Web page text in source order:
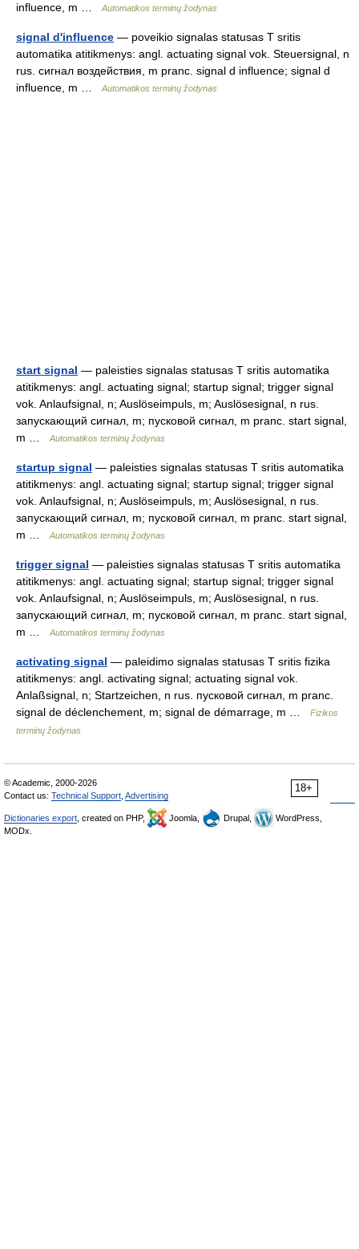
influence, m …
Automatikos terminų žodynas
signal d'influence — poveikio signalas statusas T sritis
automatika atitikmenys: angl. actuating signal vok. Steuersignal, n
rus. сигнал воздействия, m pranc. signal d influence; signal d
influence, m …
Automatikos terminų žodynas
start signal — paleisties signalas statusas T sritis automatika
atitikmenys: angl. actuating signal; startup signal; trigger signal
vok. Anlaufsignal, n; Auslöseimpuls, m; Auslösesignal, n rus.
запускающий сигнал, m; пусковой сигнал, m pranc. start signal,
m …
Automatikos terminų žodynas
startup signal — paleisties signalas statusas T sritis automatika
atitikmenys: angl. actuating signal; startup signal; trigger signal
vok. Anlaufsignal, n; Auslöseimpuls, m; Auslösesignal, n rus.
запускающий сигнал, m; пусковой сигнал, m pranc. start signal,
m …
Automatikos terminų žodynas
trigger signal — paleisties signalas statusas T sritis automatika
atitikmenys: angl. actuating signal; startup signal; trigger signal
vok. Anlaufsignal, n; Auslöseimpuls, m; Auslösesignal, n rus.
запускающий сигнал, m; пусковой сигнал, m pranc. start signal,
m …
Automatikos terminų žodynas
activating signal — paleidimo signalas statusas T sritis fizika
atitikmenys: angl. activating signal; actuating signal vok.
Anlaßsignal, n; Startzeichen, n rus. пусковой сигнал, m pranc.
signal de déclenchement, m; signal de démarrage, m …
Fizikos
terminų žodynas
18+
© Academic, 2000-2026
Contact us: Technical Support Advertising
Dictionaries export , created on PHP, Joomla, Drupal,
WordPress,
MODx.